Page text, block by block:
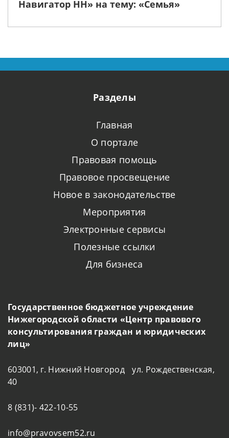
Навигатор НН» на тему: «Семья»
Разделы
Главная
О портале
Правовая помощь
Правовое просвещение
Новое в законодательстве
Мероприятия
Электронные сервисы
Полезные ссылки
Для бизнеса
Государственное бюджетное учреждение
Нижегородской области «Центр правового
консультирования граждан и юридических
лиц»
603001, г. Нижний Новгород ул. Рождественская,
40
8 (831)- 422-10-55
info@pravovsem52.ru